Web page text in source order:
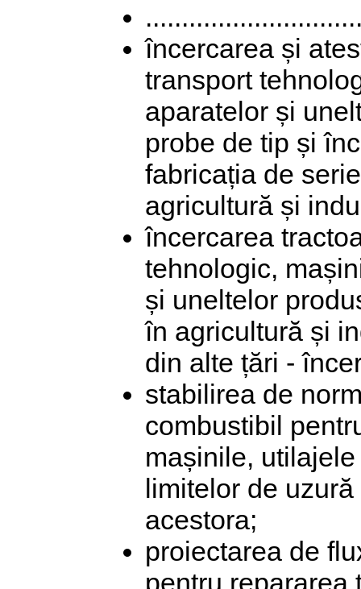
încercarea și
transport
aparatelor și
probe de tip și
fabricația de
agricultură și
încercarea
tehnologic,
și uneltelor
în agricultură și
din alte țări -
stabilirea de
combustibil
mașinile,
limitelor de
acestora;
proiectarea de
pentru repararea